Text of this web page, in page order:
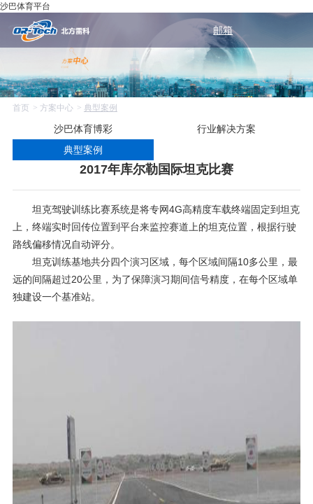
沙巴体育平台
邮箱
首页 方案中心 典型案例
沙巴体育博彩
行业解决方案
典型案例
2017年库尔勒国际坦克比赛
坦克驾驶训练比赛系统是将专网4G高精度车载终端固定到坦克
上，终端实时回传位置到平台来监控赛道上的坦克位置，根据行驶
路线偏移情况自动评分。
坦克训练基地共分四个演习区域，每个区域间隔10多公里，最
远的间隔超过20公里，为了保障演习期间信号精度，在每个区域单
独建设一个基准站。